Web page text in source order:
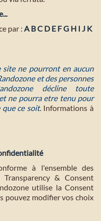
par : A BC D E FG H I J K
site ne pourront en aucun
et des personnes
décline toute
ne pourra etre tenu pour
que ce soit. Informations à
à l'ensemble des
& Consent
utilise la Consent
pouvez modifier vos choix